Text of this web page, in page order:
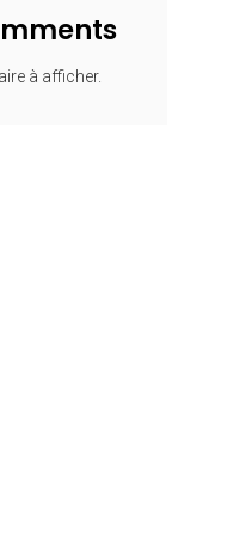
à afficher.